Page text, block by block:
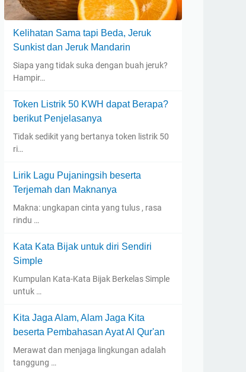
Kelihatan Sama tapi Beda, Jeruk
Sunkist dan Jeruk Mandarin
Siapa yang tidak suka dengan buah jeruk?
Hampir…
Token Listrik 50 KWH dapat Berapa?
berikut Penjelasanya
Tidak sedikit yang bertanya token listrik 50
ri…
Lirik Lagu Pujaningsih beserta
Terjemah dan Maknanya
Makna: ungkapan cinta yang tulus , rasa
rindu …
Kata Kata Bijak untuk diri Sendiri
Simple
Kumpulan Kata-Kata Bijak Berkelas Simple
untuk …
Kita Jaga Alam, Alam Jaga Kita
beserta Pembahasan Ayat Al Qur'an
Merawat dan menjaga lingkungan adalah
tanggung …